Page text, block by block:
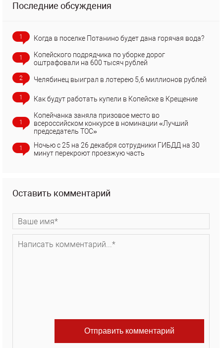
Последние обсуждения
1 Когда в поселке Потанино будет дана горячая вода?
1
Копейского подрядчика по уборке дорог
оштрафовали на 600 тысяч рублей
2 Челябинец выиграл в лотерею 5,6 миллионов рублей
1 Как будут работать купели в Копейске в Крещение
1
Копейчанка заняла призовое место во
всероссийском конкурсе в номинации «Лучший
председатель ТОС»
1
Ночью с 25 на 26 декабря сотрудники ГИБДД на 30
минут перекроют проезжую часть
Оставить комментарий